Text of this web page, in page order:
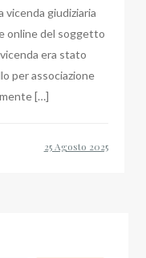
vicenda giudiziaria
online del soggetto
era stato
per associazione
[…]